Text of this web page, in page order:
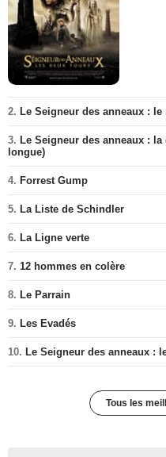
2. Le Seigneur des anneaux :
3. Le Seigneur des anneaux :
longue)
4. Forrest Gump
5. La Liste de Schindler
6. La Ligne verte
7. 12 hommes en colère
8. Le Parrain
9. Les Evadés
10. Le Seigneur des anneaux :
Tous les